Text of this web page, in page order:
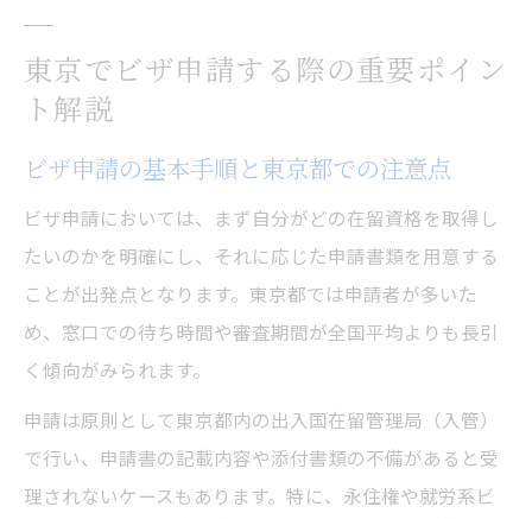
永住権取得に向けた年数要件の考え方
ビザ申請で問われる永住権の年数要件とは
永住権申請の年表作成と過去の在留歴管理
ビザ申請における「引き続き」在留の定義
東京での永住権申請に必要な年数と注意点
留学生や帰国歴がある場合の年数計算方法
書類準備で押さえるべきビザ申請のコツ
ビザ申請で用意すべき書類の完全リスト解
説
書類不備がビザ申請審査に与える影響とは
ビザ申請用の証明写真や履歴書の作成ポイ
東京でビザ申請する際の重要ポイン
ト解説
ビザ申請の基本手順と東京都での注意点
ビザ申請においては、まず自分がどの在留資格を取得し
たいのかを明確にし、それに応じた申請書類を用意する
ことが出発点となります。東京都では申請者が多いた
め、窓口での待ち時間や審査期間が全国平均よりも長引
く傾向がみられます。
申請は原則として東京都内の出入国在留管理局（入管）
で行い、申請書の記載内容や添付書類の不備があると受
理されないケースもあります。特に、永住権や就労系ビ